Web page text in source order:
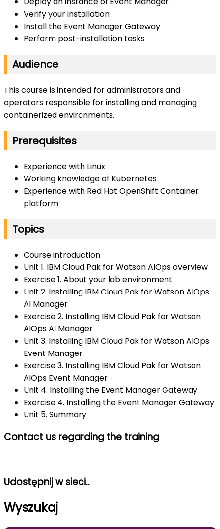
Verify your installation
Install the Event Manager Gateway
Perform post-installation tasks
Audience
This course is intended for administrators and
operators responsible for installing and managing
containerized environments.
Prerequisites
Experience with Linux
Working knowledge of Kubernetes
Experience with Red Hat OpenShift Container
platform
Topics
Course introduction
Unit 1. IBM Cloud Pak for Watson AIOps overview
Exercise 1. About your lab environment
Unit 2. Installing IBM Cloud Pak for Watson AIOps
AI Manager
Exercise 2. Installing IBM Cloud Pak for Watson
AIOps AI Manager
Unit 3. Installing IBM Cloud Pak for Watson AIOps
Event Manager
Exercise 3. Installing IBM Cloud Pak for Watson
AIOps Event Manager
Unit 4. Installing the Event Manager Gateway
Exercise 4. Installing the Event Manager Gateway
Unit 5. Summary
Contact us regarding the training
Udostępnij w sieci..
Wyszukaj